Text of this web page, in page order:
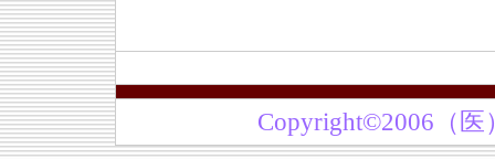
Copyright©2006（医